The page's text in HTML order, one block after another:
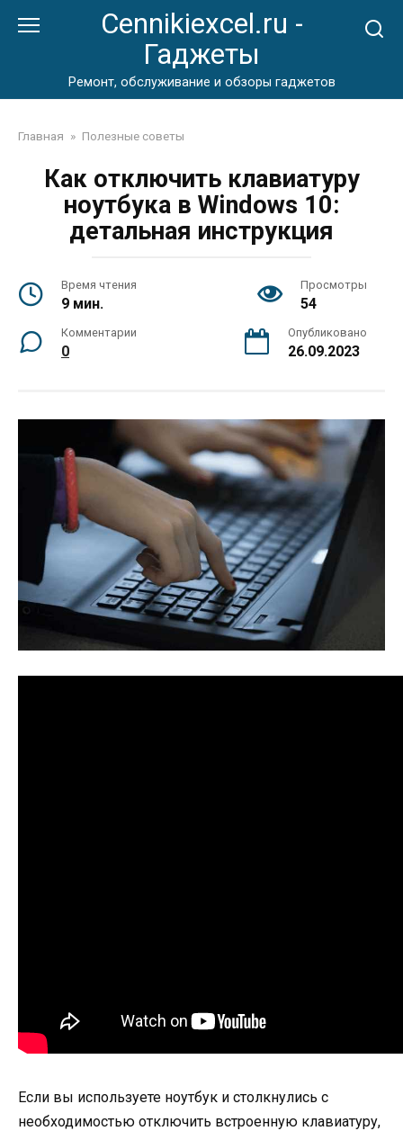
Cennikiexcel.ru -
Гаджеты
Ремонт, обслуживание и обзоры гаджетов
Главная » Полезные советы
Как отключить клавиатуру
ноутбука в Windows 10:
детальная инструкция
Время чтения
9 мин.
Просмотры
54
Комментарии
0
Опубликовано
26.09.2023
Если вы используете ноутбук и столкнулись с
необходимостью отключить встроенную клавиатуру,